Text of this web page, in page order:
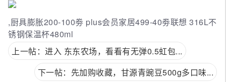
,厨具膨胀200-100劵 plus会员家居499-40劵联想 316L不
锈钢保温杯480ml
上一帖：进入 东东农场，看看有无弹0.5虹包...
下一帖：先加购收藏，甘源青豌豆500g多口味...